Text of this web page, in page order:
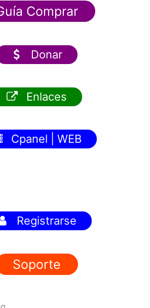
Comprar
Donar
Enlaces
Cpanel | WEB
Registrarse
Soporte